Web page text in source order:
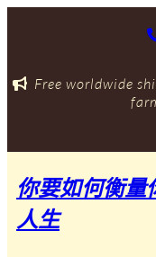
內
Free worldwide
你要如何衡量
人生